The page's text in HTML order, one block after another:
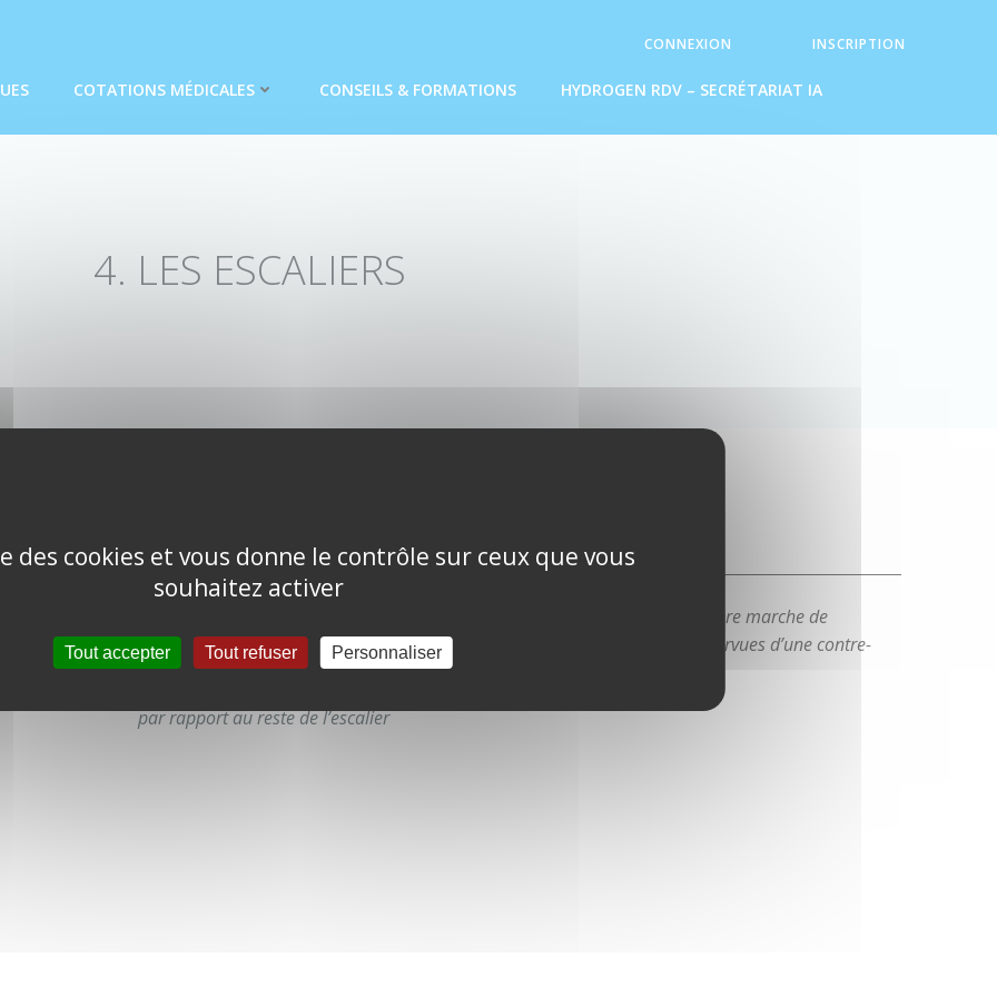
CONNEXION INSCRIPTION
COTATIONS MÉDICALES CONSEILS & FORMATIONS HYDROGEN RDV – SECRÉTARIAT IA
4. LES ESCALIERS
rigide,
de la
par rapport au reste de l’escalier
– La première et la dernière marche de
l’escalier doivent être pourvues d’une contre-
des cookies et vous donne le contrôle sur ceux que vous
souhaitez activer
Tout accepter Tout refuser Personnaliser